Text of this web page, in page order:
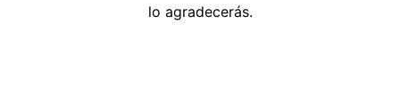
lo agradecerás.